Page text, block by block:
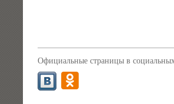
Официальные страницы в социальных